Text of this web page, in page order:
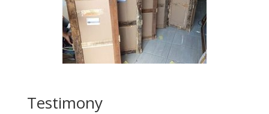
Testimony